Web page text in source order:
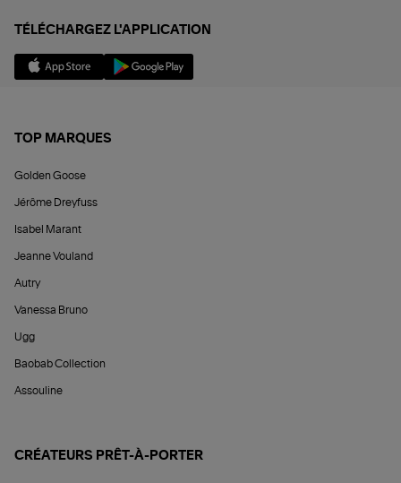
TÉLÉCHARGEZ L'APPLICATION
TOP MARQUES
Golden Goose
Jérôme Dreyfuss
Isabel Marant
Jeanne Vouland
Autry
Vanessa Bruno
Ugg
Baobab Collection
Assouline
CRÉATEURS PRÊT-À-PORTER